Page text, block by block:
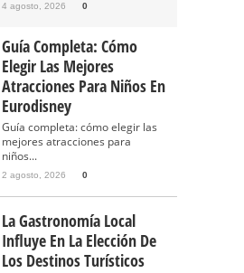
4 agosto, 2026 0
Guía Completa: Cómo
Elegir Las Mejores
Atracciones Para Niños En
Eurodisney
Guía completa: cómo elegir las
mejores atracciones para
niños...
2 agosto, 2026 0
La Gastronomía Local
Influye En La Elección De
Los Destinos Turísticos